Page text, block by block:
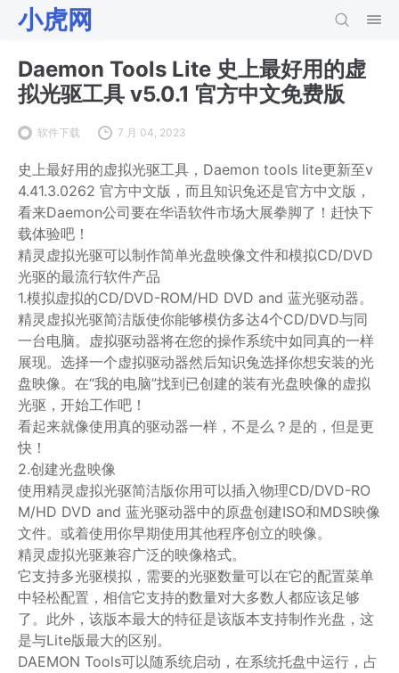
小虎网
Daemon Tools Lite 史上最好用的虚
拟光驱工具 v5.0.1 官方中文免费版
软件下载 7 月 04, 2023
史上最好用的虚拟光驱工具，Daemon tools lite更新至v
4.41.3.0262 官方中文版，而且知识兔还是官方中文版，
看来Daemon公司要在华语软件市场大展拳脚了！赶快下
载体验吧！
精灵虚拟光驱可以制作简单光盘映像文件和模拟CD/DVD
光驱的最流行软件产品
1.模拟虚拟的CD/DVD-ROM/HD DVD and 蓝光驱动器。
精灵虚拟光驱简洁版使你能够模仿多达4个CD/DVD与同
一台电脑。虚拟驱动器将在您的操作系统中如同真的一样
展现。选择一个虚拟驱动器然后知识兔选择你想安装的光
盘映像。在“我的电脑”找到已创建的装有光盘映像的虚拟
光驱，开始工作吧！
看起来就像使用真的驱动器一样，不是么？是的，但是更
快！
2.创建光盘映像
使用精灵虚拟光驱简洁版你用可以插入物理CD/DVD-RO
M/HD DVD and 蓝光驱动器中的原盘创建ISO和MDS映像
文件。或着使用你早期使用其他程序创立的映像。
精灵虚拟光驱兼容广泛的映像格式。
它支持多光驱模拟，需要的光驱数量可以在它的配置菜单
中轻松配置，相信它支持的数量对大多数人都应该足够
了。此外，该版本最大的特征是该版本支持制作光盘，这
是与Lite版最大的区别。
DAEMON Tools可以随系统启动，在系统托盘中运行，占